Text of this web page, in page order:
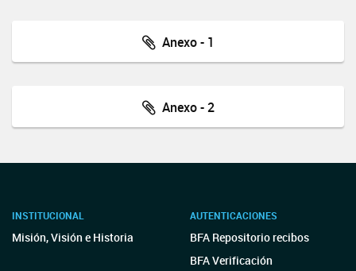
Anexo - 1
Anexo - 2
INSTITUCIONAL
Misión, Visión e Historia
AUTENTICACIONES
BFA Repositorio recibos
BFA Verificación